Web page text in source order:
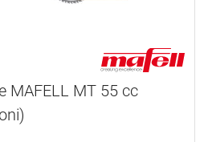
MAFELL MT 55 cc